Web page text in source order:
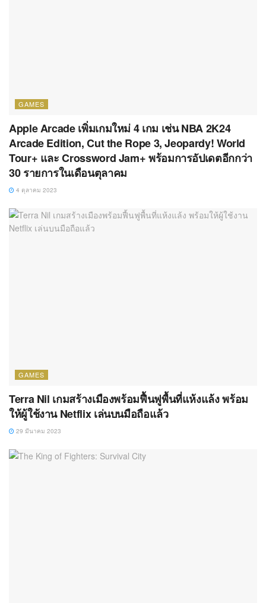
GAMES
Apple Arcade เพิ่มเกมใหม่ 4 เกม เช่น NBA 2K24
Arcade Edition, Cut the Rope 3, Jeopardy! World
Tour+ และ Crossword Jam+ พร้อมการอัปเดตอีกกว่า
30 รายการในเดือนตุลาคม
4 ตุลาคม 2023
GAMES
Terra Nil เกมสร้างเมืองพร้อมฟื้นฟูพื้นที่แห้งแล้ง พร้อม
ให้ผู้ใช้งาน Netflix เล่นบนมือถือแล้ว
29 มีนาคม 2023